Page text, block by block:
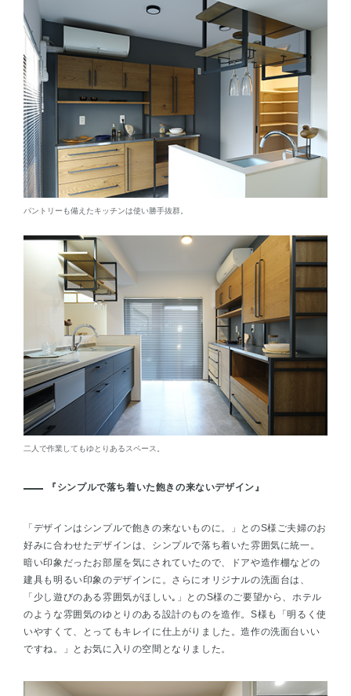
パントリーも備えたキッチンは使い勝手抜群。
二人で作業してもゆとりあるスペース。
『シンプルで落ち着いた飽きの来ないデザイン』
「デザインはシンプルで飽きの来ないものに。」とのS様ご夫婦のお
好みに合わせたデザインは、シンプルで落ち着いた雰囲気に統一。
暗い印象だったお部屋を気にされていたので、ドアや造作棚などの
建具も明るい印象のデザインに。さらにオリジナルの洗面台は、
「少し遊びのある雰囲気がほしい｡」とのS様のご要望から、ホテル
のような雰囲気のゆとりのある設計のものを造作。S様も「明るく使
いやすくて、とってもキレイに仕上がりました。造作の洗面台いい
ですね。」とお気に入りの空間となりました。